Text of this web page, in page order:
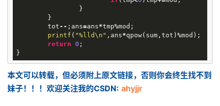
}
}
tot -- ; ans=ans*tmp%mod ;
printf ( "%lld\n " , ans*qpow( sum, tot ) %mod );
return 0 ;
}
本文可以转载，但必须附上原文链接，否则你会终生找不到
妹子！！！欢迎关注我的CSDN: ahyjjr